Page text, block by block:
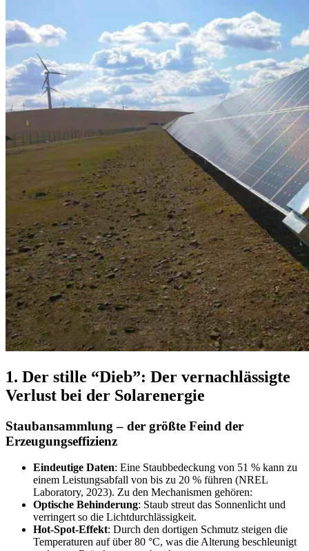
1. Der stille “Dieb”: Der vernachlässigte
Verlust bei der Solarenergie
Staubansammlung – der größte Feind der
Erzeugungseffizienz
Eindeutige Daten: Eine Staubbedeckung von 51 % kann zu
einem Leistungsabfall von bis zu 20 % führen (NREL
Laboratory, 2023). Zu den Mechanismen gehören:
Optische Behinderung: Staub streut das Sonnenlicht und
verringert so die Lichtdurchlässigkeit.
Hot-Spot-Effekt: Durch den dortigen Schmutz steigen die
Temperaturen auf über 80 °C, was die Alterung beschleunigt